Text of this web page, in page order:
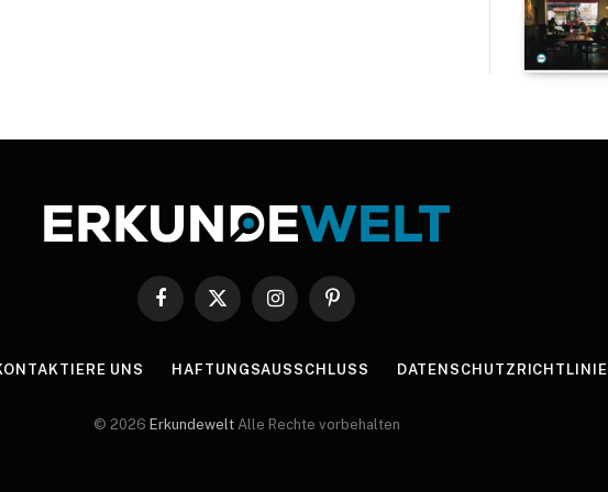
Facebook
X
InstagramPinterest
UNS HAFTUNGSAUSSCHLUSS DATENSCHUTZRICHTLINIE
© 2026 Erkundewelt Alle Rechte vorbehalten